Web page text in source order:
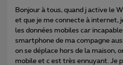
Bonjour à tous, quand j active le
et que je me connecte à internet,
les données mobiles car
smartphone de ma compagne
on se déplace hors de la maison,
mobile et c est très ennuyant. Je